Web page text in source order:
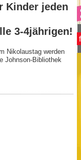
Kinder jeden
3-4jährigen!
Nikolaustag werden
Johnson-Bibliothek